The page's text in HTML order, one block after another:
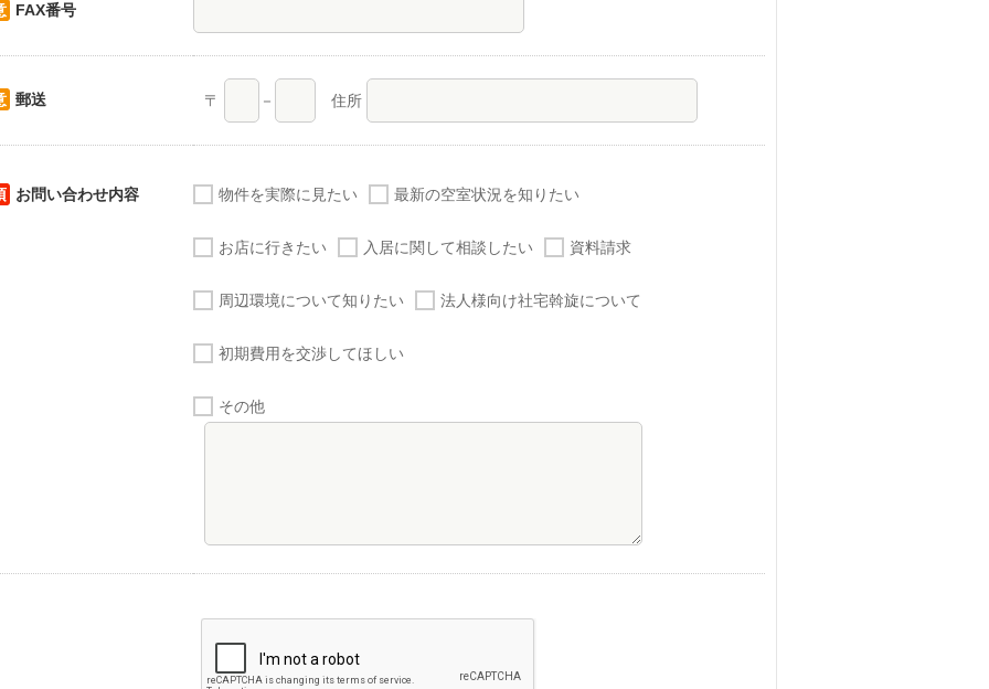
FAX番号
郵送 〒 － 住所
お問い合わせ内容 物件を実際に見たい 最新の空室状況を知りたい
お店に行きたい 入居に関して相談したい 資料請求
周辺環境について知りたい 法人様向け社宅斡旋について
初期費用を交渉してほしい
その他